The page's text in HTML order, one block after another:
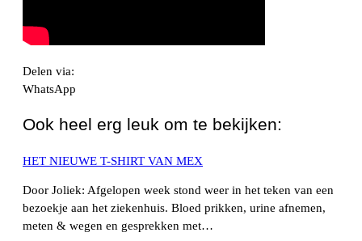
Delen via:
WhatsApp
Ook heel erg leuk om te bekijken:
HET NIEUWE T-SHIRT VAN MEX
Door Joliek: Afgelopen week stond weer in het teken van een
bezoekje aan het ziekenhuis. Bloed prikken, urine afnemen,
meten & wegen en gesprekken met…